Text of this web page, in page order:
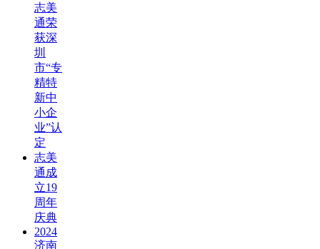
志美
通荣
获深
圳
市“专
精特
新中
小企
业”认
定
志美
通成
立19
周年
庆典
2024
济南